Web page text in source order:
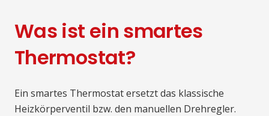
Was ist ein smartes
Thermostat?
Ein smartes Thermostat ersetzt das klassische
Heizkörperventil bzw. den manuellen Drehregler.